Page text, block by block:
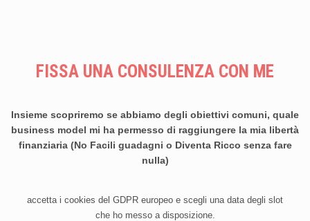
FISSA UNA CONSULENZA CON ME
Insieme scopriremo se abbiamo degli obiettivi comuni, quale
business model mi ha permesso di raggiungere la mia libertà
finanziaria (No Facili guadagni o Diventa Ricco senza fare
nulla)
accetta i cookies del GDPR europeo e scegli una data degli slot
che ho messo a disposizione.